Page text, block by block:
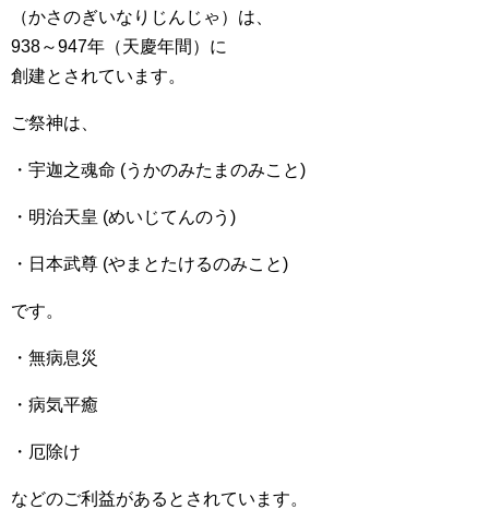
（かさのぎいなりじんじゃ）は、
938～947年（天慶年間）に
創建とされています。
ご祭神は、
・宇迦之魂命 (うかのみたまのみこと)
・明治天皇 (めいじてんのう)
・日本武尊 (やまとたけるのみこと)
です。
・無病息災
・病気平癒
・厄除け
などのご利益があるとされています。